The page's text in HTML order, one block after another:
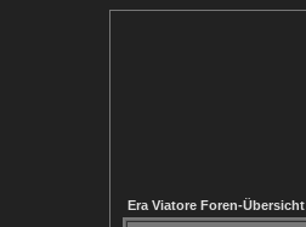
Era Viatore Foren-Übersicht